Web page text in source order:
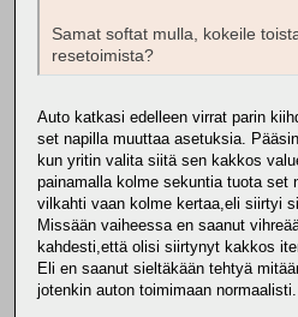
Samat softat mulla, kokeile
resetoimista?
Auto katkasi edelleen virrat parin
set napilla muuttaa asetuksia.
kun yritin valita siitä sen kakkos
painamalla kolme sekuntia tuota set
vilkahti vaan kolme kertaa,eli siirtyi
Missään vaiheessa en saanut
kahdesti,että olisi siirtynyt kakkos
Eli en saanut sieltäkään tehtyä
jotenkin auton toimimaan normaalisti.